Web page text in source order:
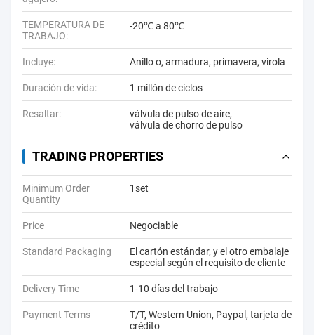
TEMPERATURA DE
TRABAJO:
-20℃ a 80℃
Incluye: Anillo o, armadura, primavera, virola
Duración de vida: 1 millón de ciclos
Resaltar: válvula de pulso de aire,
válvula de chorro de pulso
TRADING PROPERTIES
Minimum Order
Quantity
1set
Price Negociable
Standard Packaging
El cartón estándar, y el otro embalaje
especial según el requisito de cliente
Delivery Time 1-10 días del trabajo
Payment Terms
T/T, Western Union, Paypal, tarjeta de
crédito